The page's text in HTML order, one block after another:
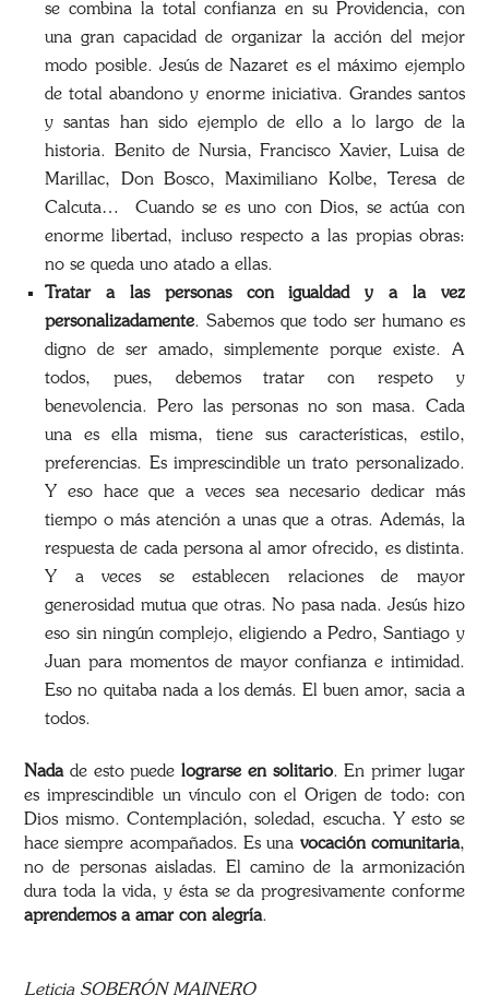
se combina la total confianza en su Providencia, con
una gran capacidad de organizar la acción del mejor
modo posible. Jesús de Nazaret es el máximo ejemplo
de total abandono y enorme iniciativa. Grandes santos
y santas han sido ejemplo de ello a lo largo de la
historia. Benito de Nursia, Francisco Xavier, Luisa de
Marillac, Don Bosco, Maximiliano Kolbe, Teresa de
Calcuta… Cuando se es uno con Dios, se actúa con
enorme libertad, incluso respecto a las propias obras:
no se queda uno atado a ellas.
Tratar a las personas con igualdad y a la vez
personalizadamente. Sabemos que todo ser humano es
digno de ser amado, simplemente porque existe. A
todos, pues, debemos tratar con respeto y
benevolencia. Pero las personas no son masa. Cada
una es ella misma, tiene sus características, estilo,
preferencias. Es imprescindible un trato personalizado.
Y eso hace que a veces sea necesario dedicar más
tiempo o más atención a unas que a otras. Además, la
respuesta de cada persona al amor ofrecido, es distinta.
Y a veces se establecen relaciones de mayor
generosidad mutua que otras. No pasa nada. Jesús hizo
eso sin ningún complejo, eligiendo a Pedro, Santiago y
Juan para momentos de mayor confianza e intimidad.
Eso no quitaba nada a los demás. El buen amor, sacia a
todos.
Nadade esto puedelograrse en solitario. En primer lugar
es imprescindible un vínculo con el Origen de todo: con
Dios mismo. Contemplación, soledad, escucha. Y esto se
hace siempre acompañados. Es una vocación comunitaria,
no de personas aisladas. El camino de la armonización
dura toda la vida, y ésta se da progresivamente conforme
aprendemos a amar con alegría.
Leticia SOBERÓN MAINERO